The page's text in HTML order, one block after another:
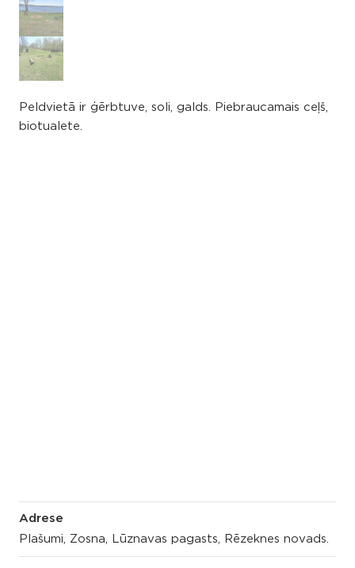
Peldvietā ir ģērbtuve, soli, galds. Piebraucamais ceļš,
biotualete.
Adrese
Plašumi, Zosna, Lūznavas pagasts, Rēzeknes novads.